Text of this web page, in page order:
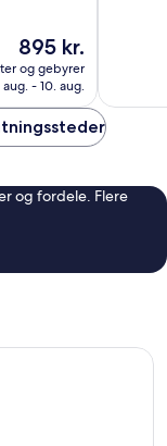
Prisen
er
895 kr.
895 kr.
og gebyrer
aug. - 10. aug.
og fordele. Flere